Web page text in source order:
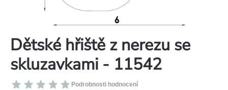
Dětské hřiště z nerezu se
skluzavkami - 11542
Průměrné
Podrobnosti hodnocení